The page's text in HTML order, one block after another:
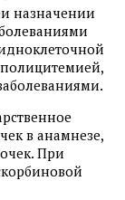
назначении
в анамнезе,
При